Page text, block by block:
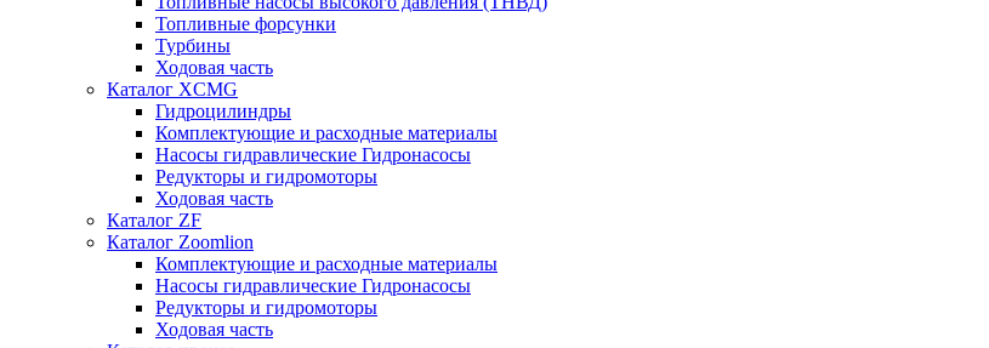
Топливные форсунки
Турбины
Ходовая часть
Каталог XCMG
Гидроцилиндры
Комплектующие и расходные материалы
Насосы гидравлические Гидронасосы
Редукторы и гидромоторы
Ходовая часть
Каталог ZF
Каталог Zoomlion
Комплектующие и расходные материалы
Насосы гидравлические Гидронасосы
Редукторы и гидромоторы
Ходовая часть